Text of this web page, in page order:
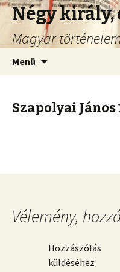
Négy király,
Magyar
Menü
Szapolyai
Vélemény,
Hozzászólás
küldéséhez